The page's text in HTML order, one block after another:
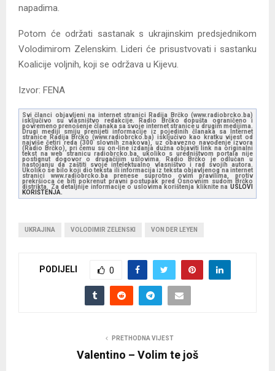
napadima.
Potom će održati sastanak s ukrajinskim predsjednikom
Volodimirom Zelenskim. Lideri će prisustvovati i sastanku
Koalicije voljnih, koji se održava u Kijevu.
Izvor: FENA
Svi članci objavljeni na internet stranici Radija Brčko (www.radiobrcko.ba)
isključivo su vlasništvo redakcije. Radio Brčko dopušta ograničeno i
povremeno prenošenje članaka sa svoje internet stranice u drugim medijima.
Drugi mediji smiju prenijeti informacije iz pojedinih članaka sa Internet
stranice Radija Brčko (www.radiobrcko.ba) isključivo kao kratku vijest od
najviše četiri reda (300 slovnih znakova), uz obavezno navođenje izvora
(Radio Brčko), pri čemu su on-line izdanja dužna objaviti link na originalni
tekst na web stranicu radiobrcko.ba, ukoliko s uredništvom portala nije
postignut dogovor o drugačijim uslovima. Radio Brčko je odlučan u
nastojanju da zaštiti svoje intelektualno vlasništvo i rad svojih autora.
Ukoliko se bilo koji dio teksta ili informacija iz teksta objavljenog na internet
stranici www.radiobrcko.ba prenese suprotno ovim pravilima, protiv
prekršioca će biti pokrenut pravni postupak pred Osnovnim sudom Brčko
distrikta. Za detaljnije informacije o uslovima korištenja kliknite na USLOVI
KORIŠTENJA.
UKRAJINA VOLODIMIR ZELENSKI VON DER LEYEN
PODIJELI 0
PRETHODNA VIJEST
Valentino – Volim te još